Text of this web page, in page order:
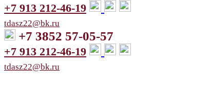
+7 913 212-46-19
tdasz22@bk.ru
+7 3852 57-05-57
+7 913 212-46-19
tdasz22@bk.ru